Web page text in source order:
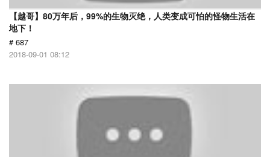
【越哥】80万年后，99%的生物灭绝，人类变成可怕的怪物生活在
地下！
# 687
2018-09-01 08:12